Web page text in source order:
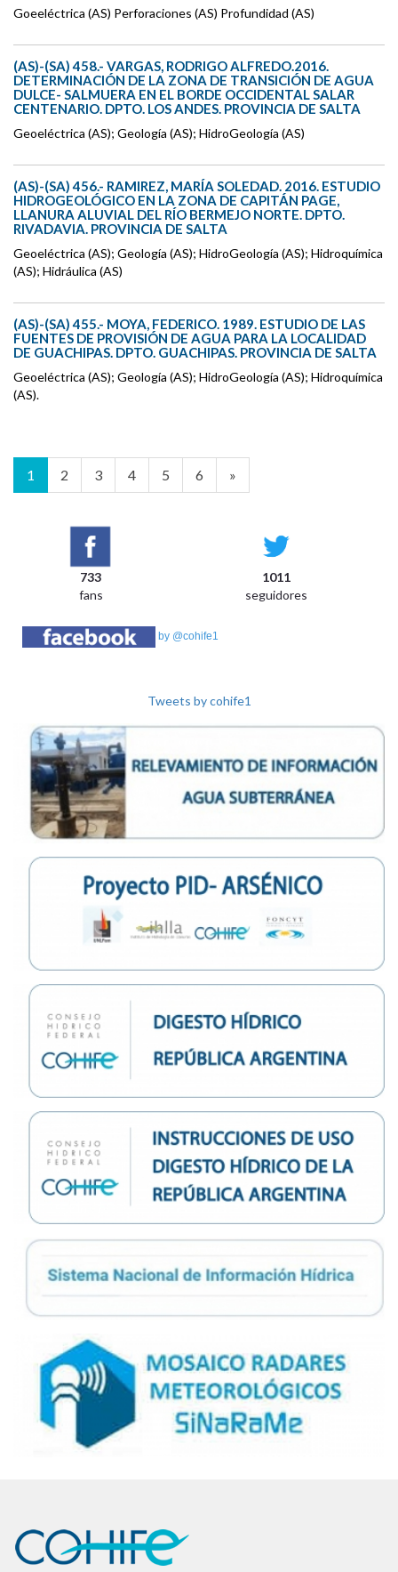
Goeeléctrica (AS) Perforaciones (AS) Profundidad (AS)
(AS)-(SA) 458.- VARGAS, RODRIGO ALFREDO.2016.
DETERMINACIÓN DE LA ZONA DE TRANSICIÓN DE AGUA
DULCE- SALMUERA EN EL BORDE OCCIDENTAL SALAR
CENTENARIO. DPTO. LOS ANDES. PROVINCIA DE SALTA
Geoeléctrica (AS); Geología (AS); HidroGeología (AS)
(AS)-(SA) 456.- RAMIREZ, MARÍA SOLEDAD. 2016. ESTUDIO
HIDROGEOLÓGICO EN LA ZONA DE CAPITÁN PAGE,
LLANURA ALUVIAL DEL RÍO BERMEJO NORTE. DPTO.
RIVADAVIA. PROVINCIA DE SALTA
Geoeléctrica (AS); Geología (AS); HidroGeología (AS); Hidroquímica
(AS); Hidráulica (AS)
(AS)-(SA) 455.- MOYA, FEDERICO. 1989. ESTUDIO DE LAS
FUENTES DE PROVISIÓN DE AGUA PARA LA LOCALIDAD
DE GUACHIPAS. DPTO. GUACHIPAS. PROVINCIA DE SALTA
Geoeléctrica (AS); Geología (AS); HidroGeología (AS); Hidroquímica
(AS).
1 2 3 4 5 6 »
733
1011
fans
seguidores
by @cohife1
Tweets by cohife1